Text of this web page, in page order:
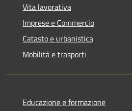
Vita lavorativa
Imprese e Commercio
Catasto e urbanistica
Mobilità e trasporti
Educazione e formazione